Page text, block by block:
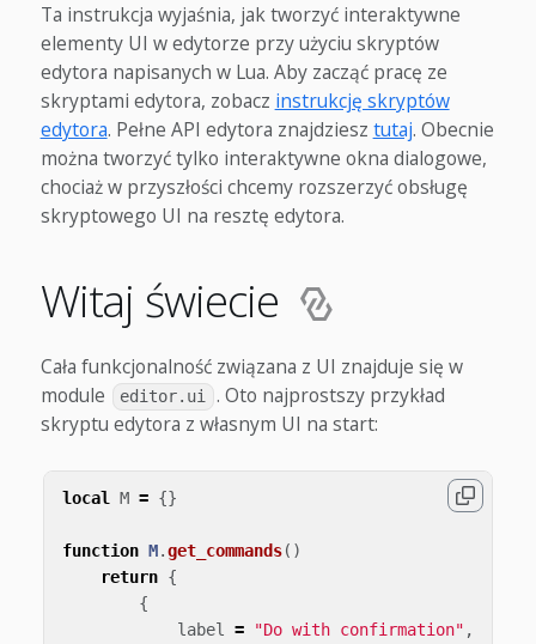
Ta instrukcja wyjaśnia, jak tworzyć interaktywne
elementy UI w edytorze przy użyciu skryptów
edytora napisanych w Lua. Aby zacząć pracę ze
skryptami edytora, zobacz instrukcję skryptów
edytora. Pełne API edytora znajdziesz tutaj. Obecnie
można tworzyć tylko interaktywne okna dialogowe,
chociaż w przyszłości chcemy rozszerzyć obsługę
skryptowego UI na resztę edytora.
Witaj świecie
Cała funkcjonalność związana z UI znajduje się w
module
editor.ui . Oto najprostszy przykład
skryptu edytora z własnym UI na start:
local M = {}
function M.get_commands()
return {
{
label
= "Do with confirmation" ,